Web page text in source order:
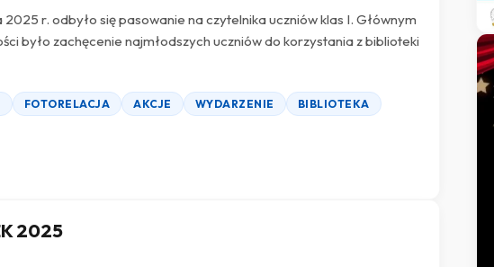
r. odbyło się pasowanie na czytelnika uczniów klas I. Głównym
było zachęcenie najmłodszych uczniów do korzystania z biblioteki
FOTORELACJA AKCJE WYDARZENIE BIBLIOTEKA
2025